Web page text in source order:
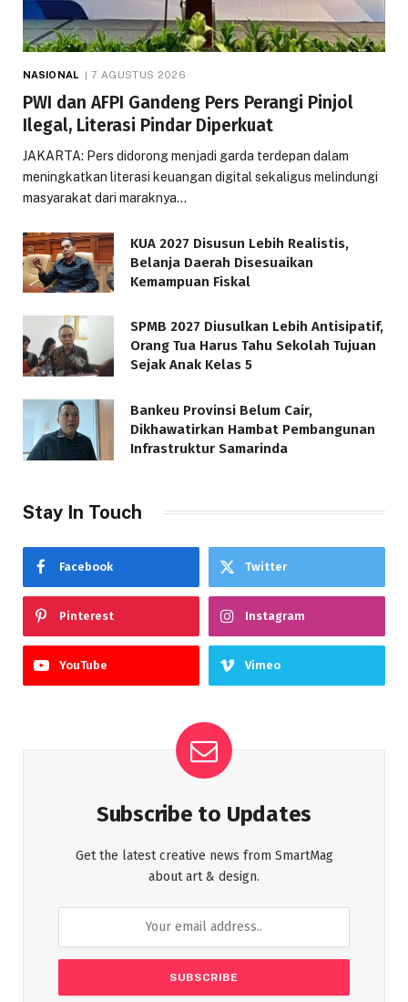
NASIONAL 7 AGUSTUS 2026
PWI dan AFPI Gandeng Pers Perangi Pinjol
Ilegal, Literasi Pindar Diperkuat
JAKARTA: Pers didorong menjadi garda terdepan dalam
meningkatkan literasi keuangan digital sekaligus melindungi
masyarakat dari maraknya…
KUA 2027 Disusun Lebih Realistis,
Belanja Daerah Disesuaikan
Kemampuan Fiskal
SPMB 2027 Diusulkan Lebih Antisipatif,
Orang Tua Harus Tahu Sekolah Tujuan
Sejak Anak Kelas 5
Bankeu Provinsi Belum Cair,
Dikhawatirkan Hambat Pembangunan
Infrastruktur Samarinda
Stay In Touch
Facebook Twitter
Pinterest Instagram
YouTube Vimeo
Subscribe to Updates
Get the latest creative news from SmartMag
about art & design.